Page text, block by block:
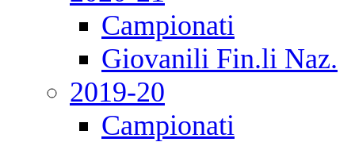
Campionati
Giovanili Fin.li Naz.
2019-20
Campionati